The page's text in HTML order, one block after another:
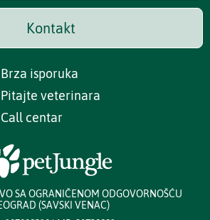
Kontakt
Brza isporuka
Pitajte veterinara
Call centar
SA OGRANIČENOM ODGOVORNOŠĆU
(SAVSKI VENAC)